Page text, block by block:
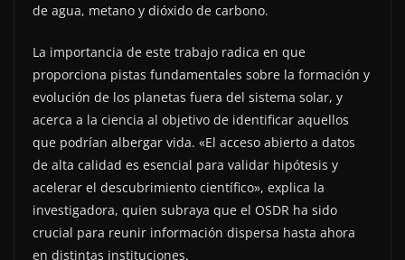
de agua, metano y dióxido de carbono.
La importancia de este trabajo radica en que
proporciona pistas fundamentales sobre la formación y
evolución de los planetas fuera del sistema solar, y
acerca a la ciencia al objetivo de identificar aquellos
que podrían albergar vida. «El acceso abierto a datos
de alta calidad es esencial para validar hipótesis y
acelerar el descubrimiento científico», explica la
investigadora, quien subraya que el OSDR ha sido
crucial para reunir información dispersa hasta ahora
en distintas instituciones.